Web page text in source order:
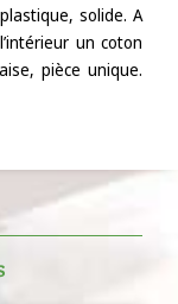
solide. A
un coton
pièce unique.